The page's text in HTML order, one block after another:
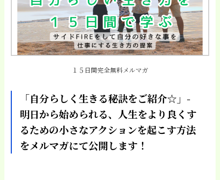
１５日間完全無料メルマガ
「自分らしく生きる秘訣をご紹介☆」-
明日から始められる、人生をより良くす
るための小さなアクションを起こす方法
をメルマガにて公開します！